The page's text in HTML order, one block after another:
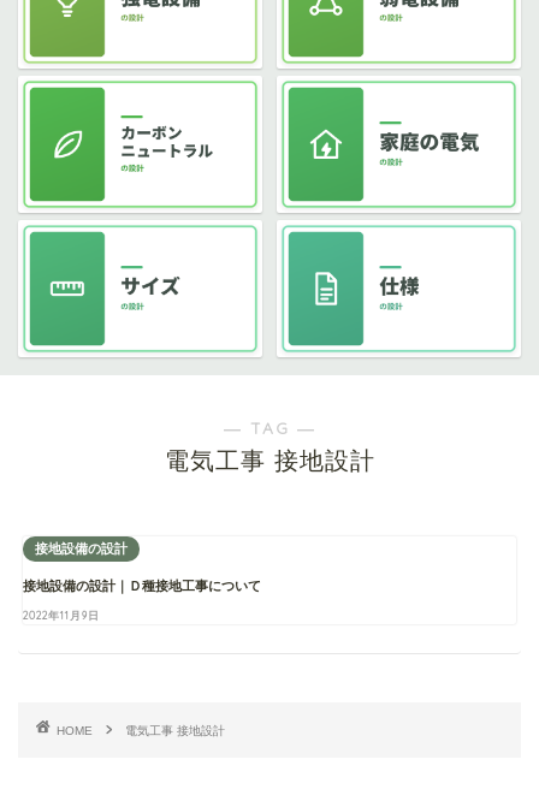
― TAG ―
電気工事 接地設計
接地設備の設計
接地設備の設計｜Ｄ種接地工事について
2022年11月9日
HOME 電気工事 接地設計